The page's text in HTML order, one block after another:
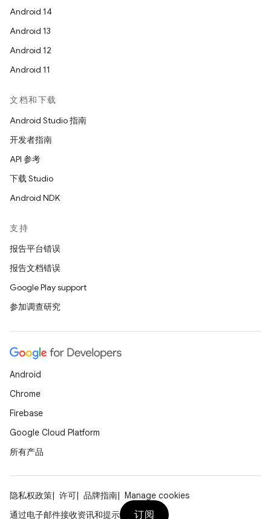
Android 14
Android 13
Android 12
Android 11
文档和下载
Android Studio 指南
开发者指南
API 参考
下载 Studio
Android NDK
支持
报告平台错误
报告文档错误
Google Play support
参加调查研究
Android
Chrome
Firebase
Google Cloud Platform
所有产品
隐私权政策 许可 品牌指南
Manage cookies
通过电子邮件接收资讯和提示
订阅